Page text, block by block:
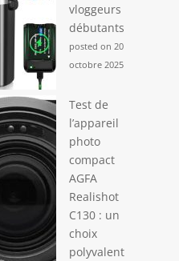
vloggeurs
débutants
posted on 20
octobre 2025
Test de
l’appareil
photo
compact
AGFA
Realishot
C130 : un
choix
polyvalent